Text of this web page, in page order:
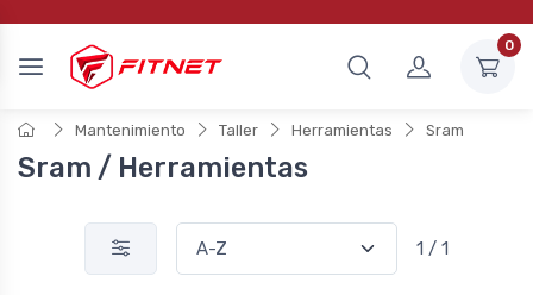
0
Mantenimiento Taller Herramientas Sram
Sram / Herramientas
1 / 1